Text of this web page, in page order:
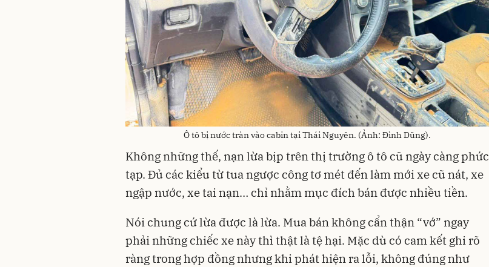
Ô tô bị nước tràn vào cabin tại Thái Nguyên. (Ảnh: Đình Dũng).
Không những thế, nạn lừa bịp trên thị trường ô tô cũ ngày càng phức
tạp. Đủ các kiểu từ tua ngược công tơ mét đến làm mới xe cũ nát, xe
ngập nước, xe tai nạn… chỉ nhằm mục đích bán được nhiều tiền.
Nói chung cứ lừa được là lừa. Mua bán không cẩn thận “vớ” ngay
phải những chiếc xe này thì thật là tệ hại. Mặc dù có cam kết ghi rõ
ràng trong hợp đồng nhưng khi phát hiện ra lỗi, không đúng như